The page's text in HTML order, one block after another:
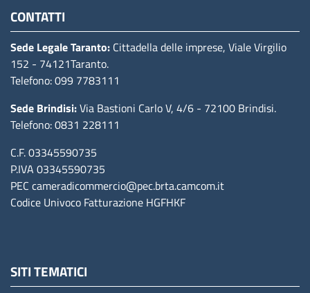
CONTATTI
Sede Legale Taranto: Cittadella delle imprese, Viale Virgilio
152 - 74121Taranto.
Telefono: 099 7783111
Sede Brindisi:Via Bastioni Carlo V, 4/6 - 72100 Brindisi.
Telefono: 0831 228111
C.F. 03345590735
P.IVA 03345590735
PEC cameradicommercio@pec.brta.camcom.it
Codice Univoco Fatturazione HGFHKF
SITI TEMATICI